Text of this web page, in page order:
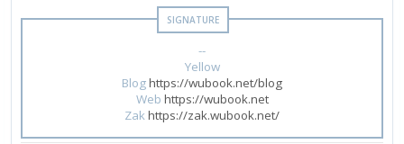
--
Yellow
Bloghttps://wubook.net/blog
Web https://wubook.net
Zak https://zak.wubook.net/